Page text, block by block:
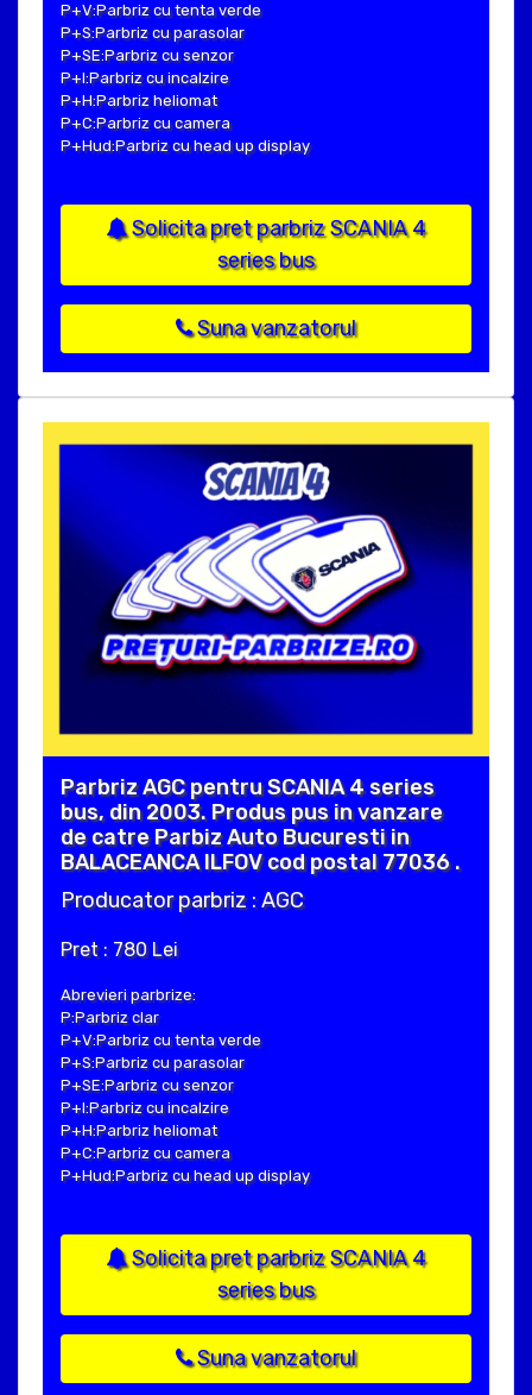
P+V:Parbriz cu tenta verde
P+S:Parbriz cu parasolar
P+SE:Parbriz cu senzor
P+I:Parbriz cu incalzire
P+H:Parbriz heliomat
P+C:Parbriz cu camera
P+Hud:Parbriz cu head up display
Solicita pret parbriz SCANIA 4
series bus
Suna vanzatorul
Parbriz AGC pentru SCANIA 4 series
bus, din 2003. Produs pus in vanzare
de catre Parbiz Auto Bucuresti in
BALACEANCA ILFOV cod postal 77036 .
Producator parbriz : AGC
Pret : 780 Lei
Abrevieri parbrize:
P:Parbriz clar
P+V:Parbriz cu tenta verde
P+S:Parbriz cu parasolar
P+SE:Parbriz cu senzor
P+I:Parbriz cu incalzire
P+H:Parbriz heliomat
P+C:Parbriz cu camera
P+Hud:Parbriz cu head up display
Solicita pret parbriz SCANIA 4
series bus
Suna vanzatorul